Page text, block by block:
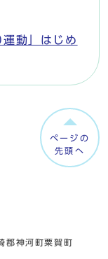
動」はじめ
ページの
先頭へ
神河町粟賀町